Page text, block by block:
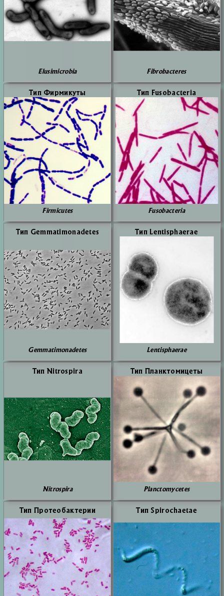
Elusimicrobia Fibrobacteres
Тип Фир­ми­ку­ты
Firmicutes
Тип Fusobacteria
Fusobacteria
Тип Gemmatimonadetes
Gemmatimonadetes
Тип Lentisphaerae
Lentisphaerae
Тип Nitrospira
Nitrospira
Тип Планк­то­ми­це­ты
Planctomycetes
Тип Про­теобак­те­рии Тип Spirochaetae